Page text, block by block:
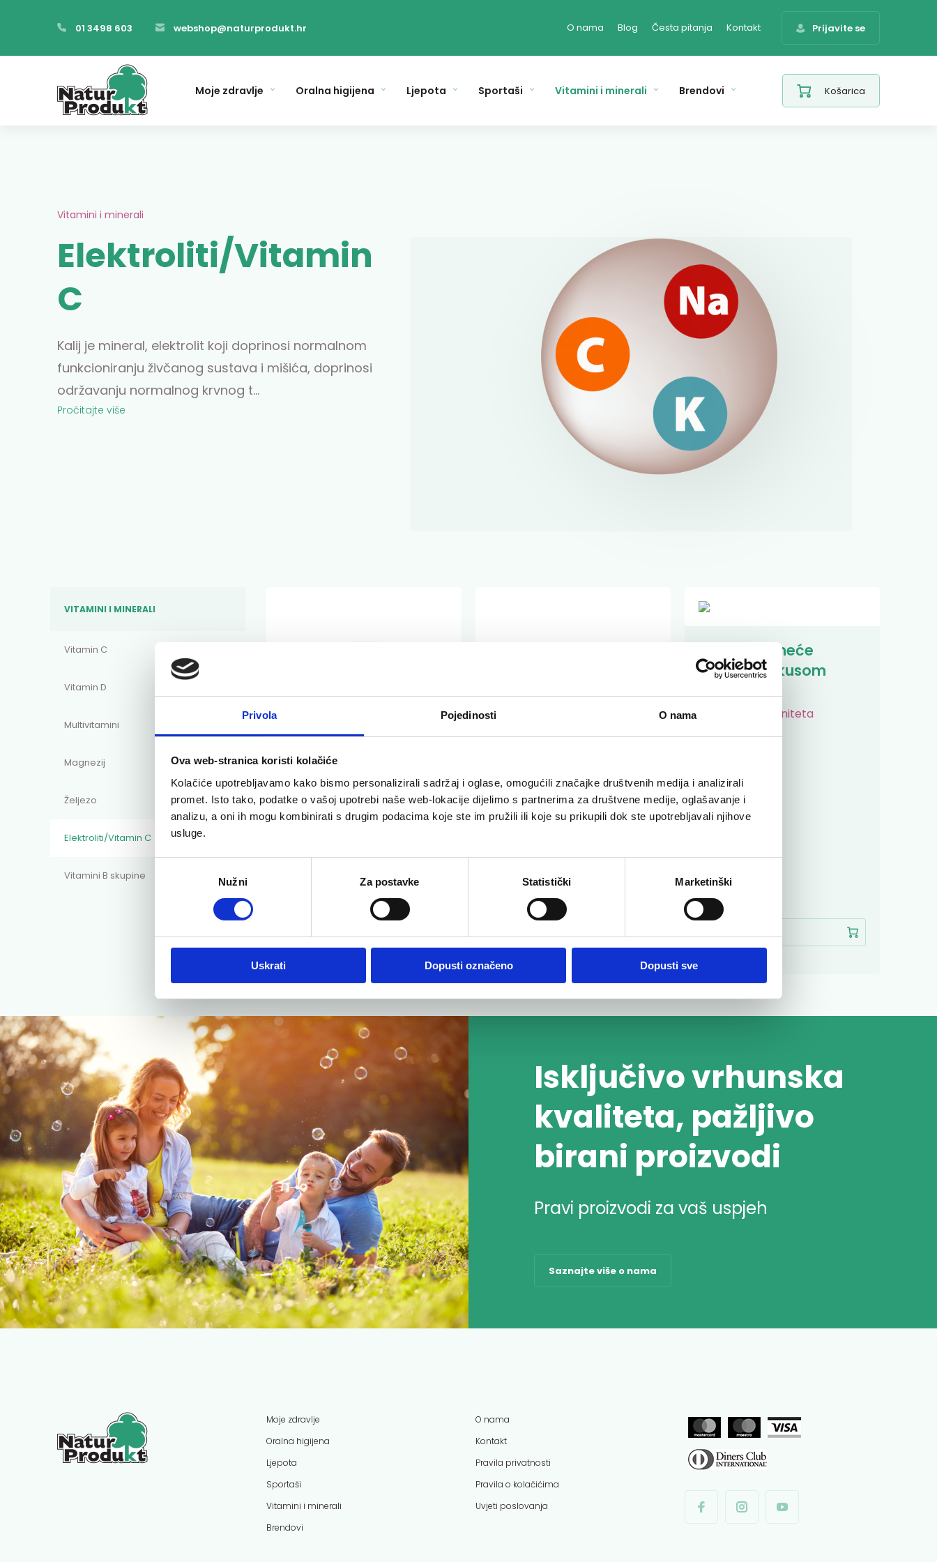
Privola Pojedinosti O nama
Ova web-stranica koristi kolačiće
Kolačiće upotrebljavamo kako bismo personalizirali sadržaj i oglase, omogućili značajke društvenih medija i analizirali
promet. Isto tako, podatke o vašoj upotrebi naše web-lokacije dijelimo s partnerima za društvene medije, oglašavanje i
analizu, a oni ih mogu kombinirati s drugim podacima koje ste im pružili ili koje su prikupili dok ste upotrebljavali njihove
usluge.
Nužni Za postavke Statistički Marketinški
Uskrati Dopusti označeno Dopusti sve
01 3498 603 webshop@naturprodukt.hr O nama Blog Česta pitanja Kontakt Prijavite se
Moje zdravlje Oralna higijena Ljepota Sportaši Vitamini i minerali Brendovi Košarica
Vitamini i minerali
Elektroliti/Vitamin
C
Kalij je mineral, elektrolit koji doprinosi normalnom
funkcioniranju živčanog sustava i mišića, doprinosi
održavanju normalnog krvnog t...
Pročitajte više
VITAMINI I MINERALI
Vitamin C
Vitamin D
Multivitamini
Magnezij
Željezo
Elektroliti/Vitamin C
Vitamini B skupine
tablete s okusom
limuna i mente
Umor i pad imuniteta
tablete s okusom
grejpa
Umor i pad imuniteta
Litorsal šumeće
tablete s okusom
naranče
Umor i pad imuniteta
Isključivo vrhunska
kvaliteta, pažljivo
birani proizvodi
Pravi proizvodi za vaš uspjeh
Saznajte više o nama
Moje zdravlje
Oralna higijena
Ljepota
Sportaši
Vitamini i minerali
Brendovi
O nama
Kontakt
Pravila privatnosti
Pravila o kolačićima
Uvjeti poslovanja